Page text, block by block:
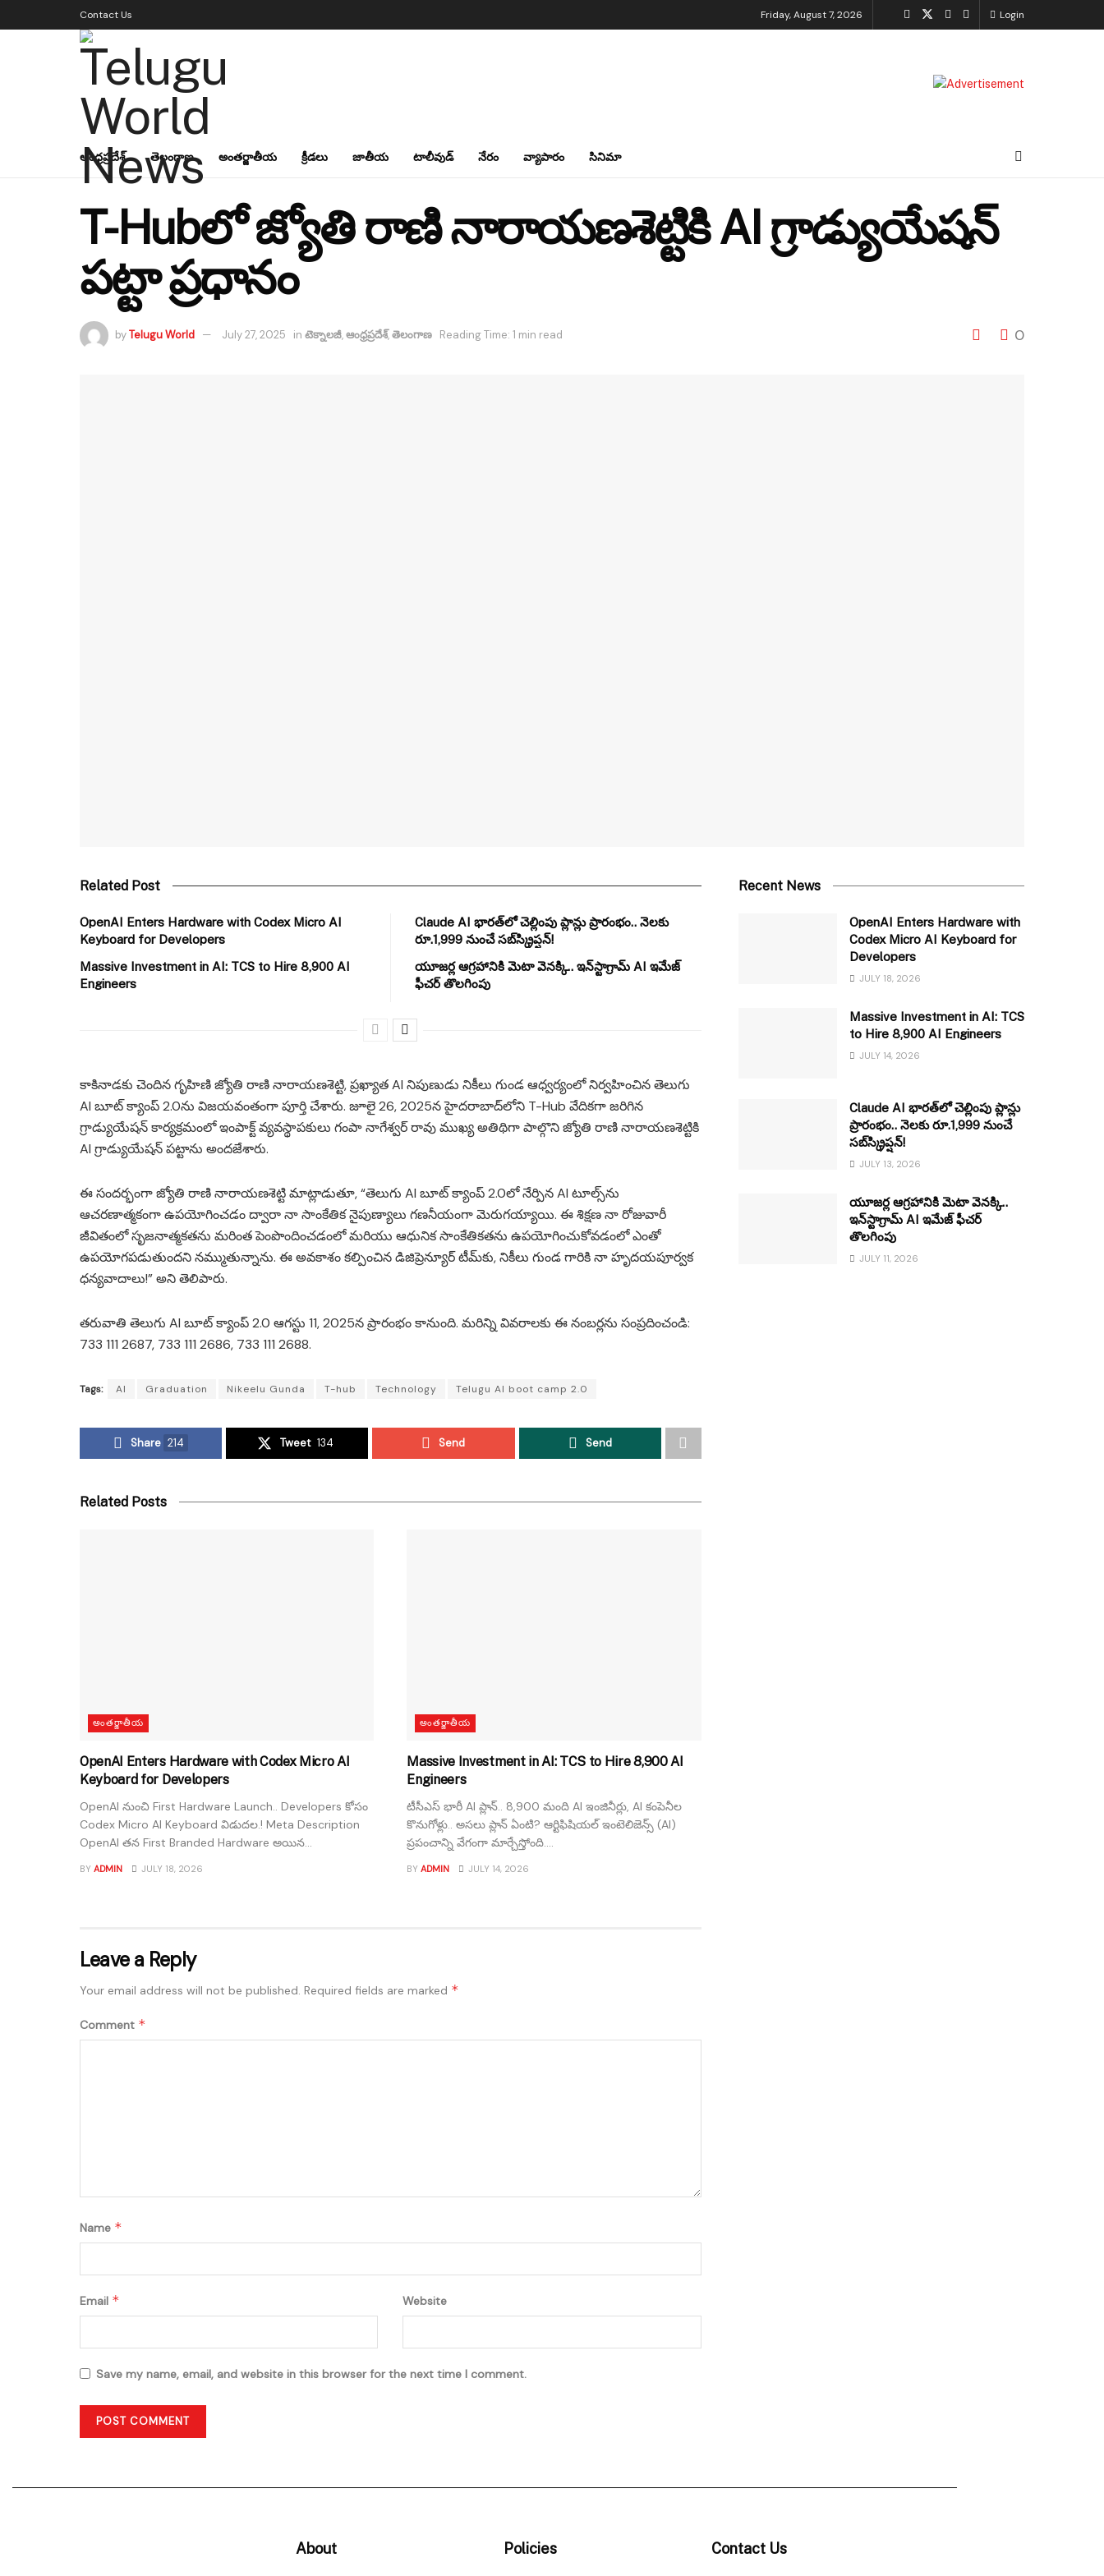
Contact Us Friday, August 7, 2026 Login
ఆంధ్రప్రదేశ్ తెలంగాణ అంతర్జాతీయ క్రీడలు జాతీయ టాలీవుడ్ నేరం వ్యాపారం సినిమా
T-Hubలో జ్యోతి రాణి నారాయణశెట్టికి AI గ్రాడ్యుయేషన్
పట్టా ప్రధానం
byTelugu World July 27, 2025 in టెక్నాలజీ,ఆంధ్రప్రదేశ్,తెలంగాణ Reading Time: 1 min read 0
Related Post
OpenAI Enters Hardware with Codex Micro AI
Keyboard for Developers
Massive Investment in AI: TCS to Hire 8,900 AI
Engineers
Claude AI భారత్‌లో చెల్లింపు ప్లాన్లు ప్రారంభం.. నెలకు
రూ.1,999 నుంచే సబ్‌స్క్రిప్షన్!
యూజర్ల ఆగ్రహానికి మెటా వెనక్కి.. ఇన్‌స్టాగ్రామ్ AI ఇమేజ్
ఫీచర్ తొలగింపు
కాకినాడకు చెందిన గృహిణి జ్యోతి రాణి నారాయణశెట్టి, ప్రఖ్యాత AI నిపుణుడు నికీలు గుండ ఆధ్వర్యంలో నిర్వహించిన తెలుగు
AI బూట్ క్యాంప్ 2.0ను విజయవంతంగా పూర్తి చేశారు. జూలై 26, 2025న హైదరాబాద్‌లోని T-Hub వేదికగా జరిగిన
గ్రాడ్యుయేషన్ కార్యక్రమంలో ఇంపాక్ట్ వ్యవస్థాపకులు గంపా నాగేశ్వర్ రావు ముఖ్య అతిథిగా పాల్గొని జ్యోతి రాణి నారాయణశెట్టికి
AI గ్రాడ్యుయేషన్ పట్టాను అందజేశారు.
ఈ సందర్భంగా జ్యోతి రాణి నారాయణశెట్టి మాట్లాడుతూ, “తెలుగు AI బూట్ క్యాంప్ 2.0లో నేర్పిన AI టూల్స్‌ను
ఆచరణాత్మకంగా ఉపయోగించడం ద్వారా నా సాంకేతిక నైపుణ్యాలు గణనీయంగా మెరుగయ్యాయి. ఈ శిక్షణ నా రోజువారీ
జీవితంలో సృజనాత్మకతను మరింత పెంపొందించడంలో మరియు ఆధునిక సాంకేతికతను ఉపయోగించుకోవడంలో ఎంతో
ఉపయోగపడుతుందని నమ్ముతున్నాను. ఈ అవకాశం కల్పించిన డిజిప్రెన్యూర్ టీమ్‌కు, నికీలు గుండ గారికి నా హృదయపూర్వక
ధన్యవాదాలు!” అని తెలిపారు.
తరువాతి తెలుగు AI బూట్ క్యాంప్ 2.0 ఆగస్టు 11, 2025న ప్రారంభం కానుంది. మరిన్ని వివరాలకు ఈ నంబర్లను సంప్రదించండి:
733 111 2687, 733 111 2686, 733 111 2688.
Tags: AI Graduation Nikeelu Gunda T-hub Technology Telugu AI boot camp 2.0
Share 214 Tweet 134 Send Send
Related Posts
అంతర్జాతీయ
OpenAI Enters Hardware with Codex Micro AI
Keyboard for Developers
OpenAI నుంచి First Hardware Launch.. Developers కోసం
Codex Micro AI Keyboard విడుదల.! Meta Description
OpenAI తన First Branded Hardware అయిన...
BY ADMIN JULY 18, 2026
అంతర్జాతీయ
Massive Investment in AI: TCS to Hire 8,900 AI
Engineers
టీసీఎస్ భారీ AI ప్లాన్.. 8,900 మంది AI ఇంజినీర్లు, AI కంపెనీల
కొనుగోళ్లు.. అసలు ప్లాన్ ఏంటి? ఆర్టిఫిషియల్ ఇంటెలిజెన్స్ (AI)
ప్రపంచాన్ని వేగంగా మార్చేస్తోంది....
BY ADMIN JULY 14, 2026
Leave a Reply
Your email address will not be published. Required fields are marked *
Comment *
Name *
Email * Website
Save my name, email, and website in this browser for the next time I comment.
Recent News
OpenAI Enters Hardware with
Codex Micro AI Keyboard for
Developers
JULY 18, 2026
Massive Investment in AI: TCS
to Hire 8,900 AI Engineers
JULY 14, 2026
Claude AI భారత్‌లో చెల్లింపు ప్లాన్లు
ప్రారంభం.. నెలకు రూ.1,999 నుంచే
సబ్‌స్క్రిప్షన్!
JULY 13, 2026
యూజర్ల ఆగ్రహానికి మెటా వెనక్కి..
ఇన్‌స్టాగ్రామ్ AI ఇమేజ్ ఫీచర్
తొలగింపు
JULY 11, 2026
About Policies Contact Us